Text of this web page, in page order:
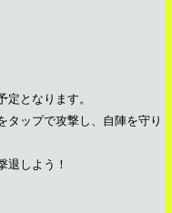
となります。
タップで攻撃し、自陣を守り
退しよう！